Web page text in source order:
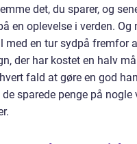
det, du sparer, og
en oplevelse i verden.
med en tur sydpå fremfor
der har kostet en halv
fald at gøre en god
sparede penge på nogle